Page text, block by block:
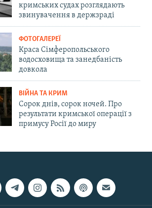
кримських судах розглядають
звинувачення в держзраді
ФОТОГАЛЕРЕЇ
Краса Сімферопольського
водосховища та занедбаність
довкола
ВІЙНА ТА КРИМ
Сорок днів, сорок ночей. Про
результати кримської операції з
примусу Росії до миру